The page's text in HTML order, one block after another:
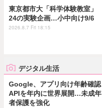
東京都市大「科学体験教室」
24の実験企画…小中向け9/6
2026.8.7 Fri 18:15
デジタル生活
Google、アプリ向け年齢確認
APIを年内に世界展開…未成年
者保護を強化